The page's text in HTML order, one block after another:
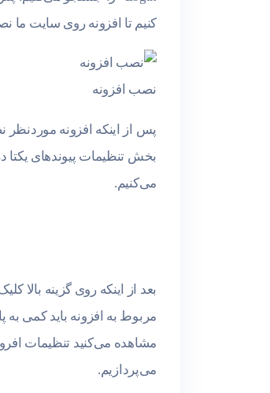
کنیم تا افزونه روی سایت ما
نصب افزونه
پس از اینکه افزونه
بخش تنظیمات پیوندهای یکتا
می‌کنیم.
بعد از اینکه روی گزینه بالا
مربوط به افزونه باید کمی به
مشاهده می‌کنید تنظیمات
می‌پردازیم.